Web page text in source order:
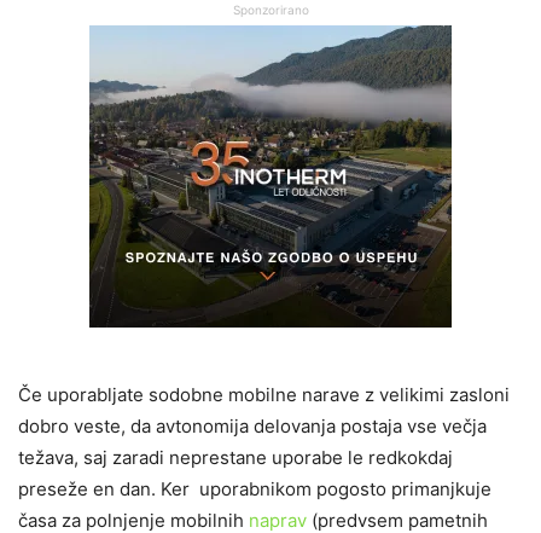
Sponzorirano
Če uporabljate sodobne mobilne narave z velikimi zasloni
dobro veste, da avtonomija delovanja postaja vse večja
težava, saj zaradi neprestane uporabe le redkokdaj
preseže en dan. Ker uporabnikom pogosto primanjkuje
časa za polnjenje mobilnih naprav (predvsem pametnih